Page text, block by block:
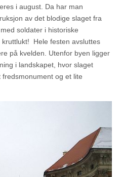
i august. Da har man
av det blodige slaget fra
soldater i historiske
Hele festen avsluttes
på kvelden. Utenfor byen ligger
i landskapet, hvor slaget
og et lite